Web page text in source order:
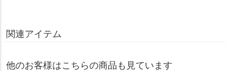
関連アイテム
他のお客様はこちらの商品も見ています